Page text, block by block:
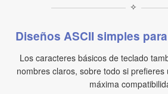
✧
Diseños ASCII simples
Los caracteres básicos de teclado
nombres claros, sobre todo si prefieres
máxima